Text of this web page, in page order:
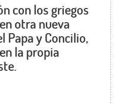
con los griegos
otra nueva
Papa y Concilio,
la propia